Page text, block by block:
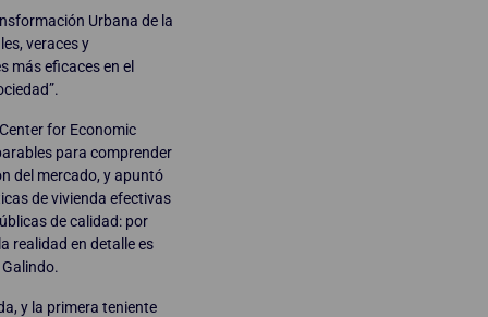
Urbana de la
veraces y
más eficaces en el
for Economic
para comprender
del mercado, y apuntó
de vivienda efectivas
de calidad: por
realidad en detalle es
y la primera teniente